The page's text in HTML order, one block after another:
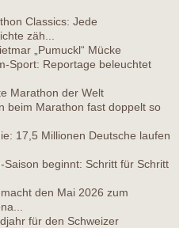
Classics: Jede
zäh...
„Pumuckl“ Mücke
Sport: Reportage beleuchtet
Marathon der Welt
beim Marathon fast doppelt so
17,5 Millionen Deutsche laufen
Saison beginnt: Schritt für Schritt
den Mai 2026 zum
für den Schweizer